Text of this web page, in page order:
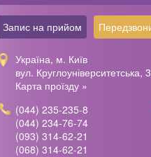
Запис на прийом
Україна, м. Київ
вул. Круглоуніверситетська,
Карта проїзду »
(044) 235-235-8
(044) 234-76-74
(093) 314-62-21
(068) 314-62-21